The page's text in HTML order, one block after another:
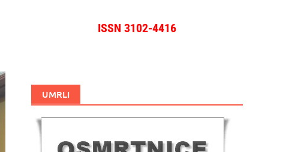
ISSN 3102-4416
UMRLI